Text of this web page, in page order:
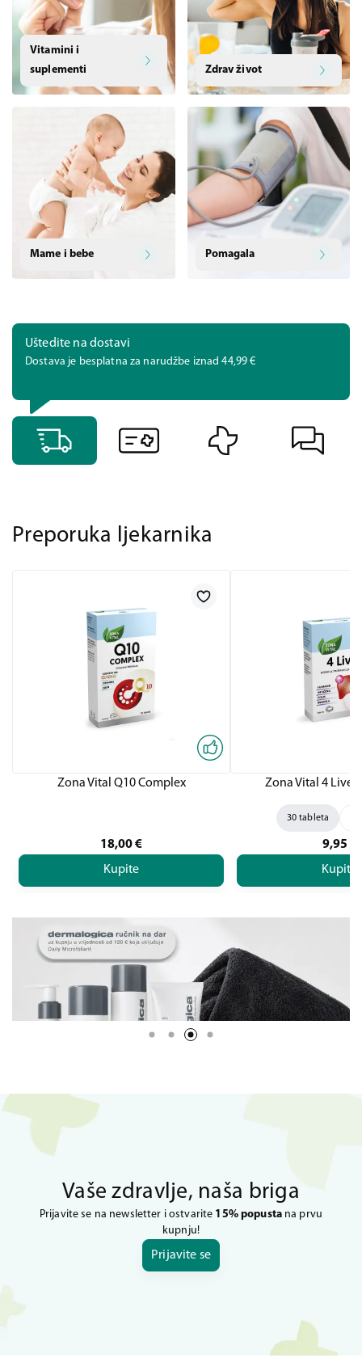
Vitamini i
suplementi
Zdrav život
Mame i bebe Pomagala
Uštedite na dostavi
Dostava je besplatna za narudžbe iznad 44,99 €
Preporuka ljekarnika
Zona Vital Q10 Complex
18,00€
Kupite
Zona Vital 4
30 tableta
9,95
Kupite
Vaše zdravlje, naša briga
Prijavite se na newsletter i ostvarite 15% popustana prvu
kupnju!
Prijavite se